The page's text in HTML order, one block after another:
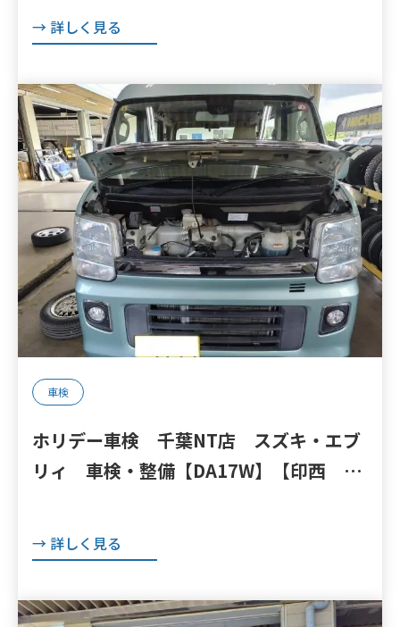
の点検・整備はオートランナーへ！】
→ 詳しく見る
車検
ホリデー車検 千葉NT店 スズキ・エブ
リィ 車検・整備【DA17W】【印西 我
町 の点検・整備はオートランナー
へ！】
→ 詳しく見る